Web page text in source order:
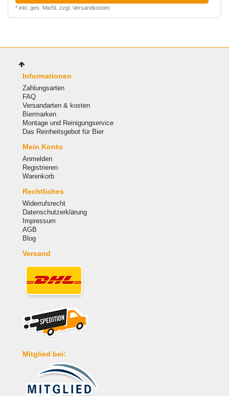
* inkl. ges. MwSt. zzgl. Versandkosten
Informationen
Zahlungsarten
FAQ
Versandarten & kosten
Biermarken
Montage und Reinigungservice
Das Reinheitsgebot für Bier
Mein Konto
Anmelden
Registrieren
Warenkorb
Rechtliches
Widerrufsrecht
Datenschutzerklärung
Impressum
AGB
Blog
Versand
Mitglied bei: